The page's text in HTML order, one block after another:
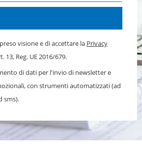
visione e di accettare la Privacy
13, Reg. UE 2016/679.
di dati per l'invio di newsletter e
con strumenti automatizzati (ad
sms).